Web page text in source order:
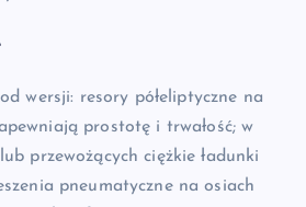
wersji: resory półeliptyczne na
prostotę i trwałość; w
przewożących ciężkie ładunki
pneumatyczne na osiach